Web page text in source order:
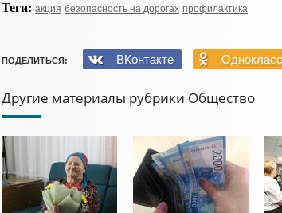
Теги: акция безопасность на дорогах профилактика
ПОДЕЛИТЬСЯ: ВКонтакте
Другие материалы рубрики Общество